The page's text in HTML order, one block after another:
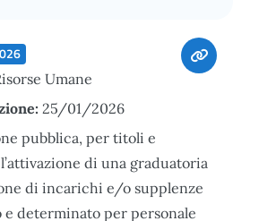
Umane
25/01/2026
pubblica, per titoli e
di una graduatoria
di incarichi e/o supplenze
e determinato per personale